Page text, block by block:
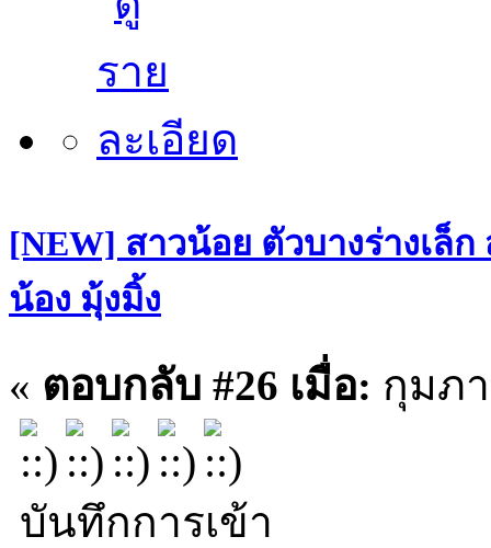
[NEW] สาวน้อย ตัวบางร่างเล็
น้อง มุ้งมิ้ง
« ตอบกลับ #26 เมื่อ: กุมภา
บันทึกการเข้า